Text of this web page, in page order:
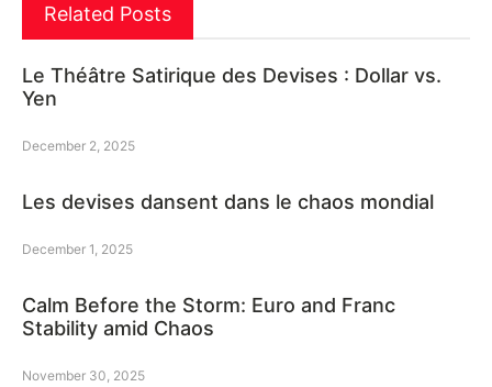
Related Posts
Le Théâtre Satirique des Devises : Dollar vs.
Yen
December 2, 2025
Les devises dansent dans le chaos mondial
December 1, 2025
Calm Before the Storm: Euro and Franc
Stability amid Chaos
November 30, 2025